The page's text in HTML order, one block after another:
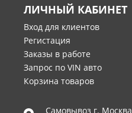
ЛИЧНЫЙ КАБИНЕТ
Вход для клиентов
Регистация
Заказы в работе
Запрос по VIN авто
Корзина товаров
Самовывоз г. Москва